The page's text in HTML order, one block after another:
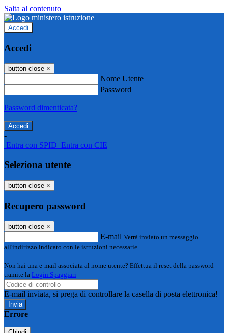
Salta al contenuto
Accedi
Accedi
button close ×
Nome Utente
Password
Password dimenticata?
-
Entra con SPID Entra con CIE
Seleziona utente
button close ×
Recupero password
button close ×
E-mail Verrà inviato un messaggio
all'indirizzo indicato con le istruzioni necessarie.
Non hai una e-mail associata al nome utente? Effettua il reset della password
tramite la Login Spaggiari
E-mail inviata, si prega di controllare la casella di posta elettronica!
Errore